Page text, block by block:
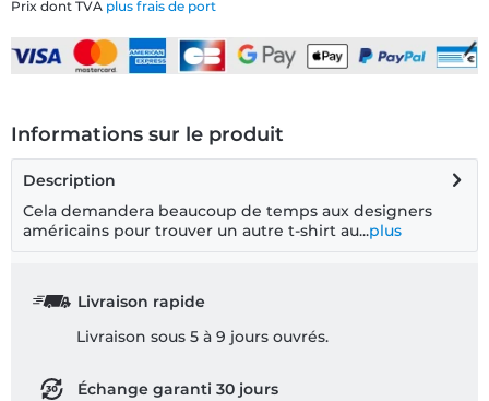
Prix dont TVA plus frais de port
Informations sur le produit
Description
Cela demandera beaucoup de temps aux designers
américains pour trouver un autre t-shirt au...plus
Livraison rapide
Livraison sous 5 à 9 jours ouvrés.
Échange garanti 30 jours